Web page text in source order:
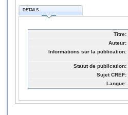
DÉTAILS
Titre:
Auteur:
Informations sur la publication:
Statut de publication:
Sujet CREF:
Langue: